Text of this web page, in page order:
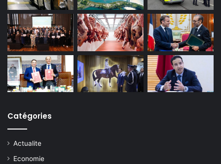
Catégories
Actualite
Economie